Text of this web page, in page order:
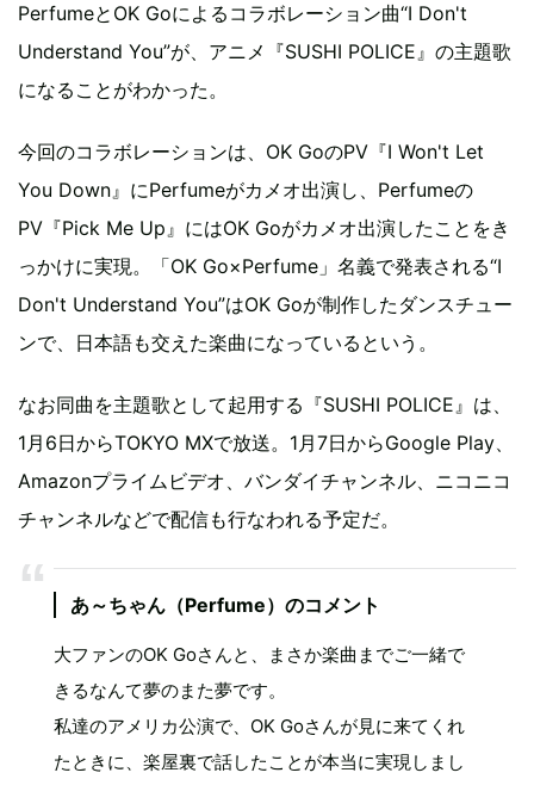
PerfumeとOK Goによるコラボレーション曲“I Don't
Understand You”が、アニメ『SUSHI POLICE』の主題歌
になることがわかった。
今回のコラボレーションは、OK GoのPV『I Won't Let
You Down』にPerfumeがカメオ出演し、Perfumeの
PV『Pick Me Up』にはOK Goがカメオ出演したことをき
っかけに実現。「OK Go×Perfume」名義で発表される“I
Don't Understand You”はOK Goが制作したダンスチュー
ンで、日本語も交えた楽曲になっているという。
なお同曲を主題歌として起用する『SUSHI POLICE』は、
1月6日からTOKYO MXで放送。1月7日からGoogle Play、
Amazonプライムビデオ、バンダイチャンネル、ニコニコ
チャンネルなどで配信も行なわれる予定だ。
あ～ちゃん（Perfume）のコメント
大ファンのOK Goさんと、まさか楽曲までご一緒で
きるなんて夢のまた夢です。
私達のアメリカ公演で、OK Goさんが見に来てくれ
たときに、楽屋裏で話したことが本当に実現しまし